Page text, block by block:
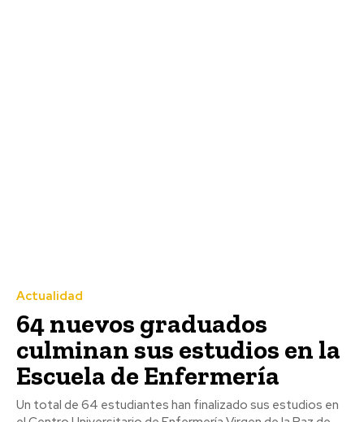
Actualidad
64 nuevos graduados
culminan sus estudios en la
Escuela de Enfermería
Un total de 64 estudiantes han finalizado sus estudios en